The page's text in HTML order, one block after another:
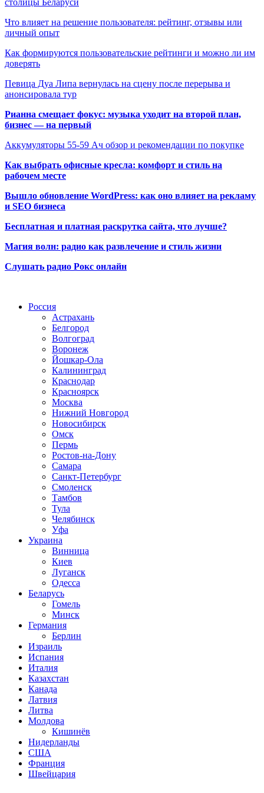
Что влияет на решение пользователя: рейтинг, отзывы или
личный опыт
Как формируются пользовательские рейтинги и можно ли им
доверять
Певица Дуа Липа вернулась на сцену после перерыва и
анонсировала тур
Рианна смещает фокус: музыка уходит на второй план,
бизнес — на первый
Аккумуляторы 55-59 Ач обзор и рекомендации по покупке
Как выбрать офисные кресла: комфорт и стиль на
рабочем месте
Вышло обновление WordPress: как оно влияет на рекламу
и SEO бизнеса
Бесплатная и платная раскрутка сайта, что лучше?
Магия волн: радио как развлечение и стиль жизни
Слушать радио Рокс онлайн
Россия
Астрахань
Белгород
Волгоград
Воронеж
Йошкар-Ола
Калининград
Краснодар
Красноярск
Москва
Нижний Новгород
Новосибирск
Омск
Пермь
Ростов-на-Дону
Самара
Санкт-Петербург
Смоленск
Тамбов
Тула
Челябинск
Уфа
Украина
Винница
Киев
Луганск
Одесса
Беларусь
Гомель
Минск
Германия
Берлин
Израиль
Испания
Италия
Казахстан
Канада
Латвия
Литва
Молдова
Кишинёв
Нидерланды
США
Франция
Швейцария